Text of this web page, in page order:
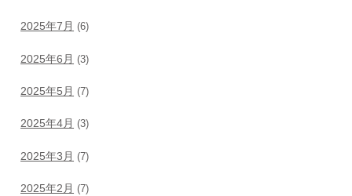
2025年7月 (6)
2025年6月 (3)
2025年5月 (7)
2025年4月 (3)
2025年3月 (7)
2025年2月 (7)